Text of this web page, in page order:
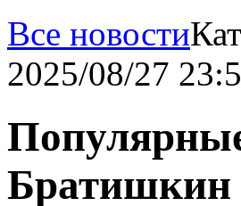
Все новости
2025/08/27
Братишкин